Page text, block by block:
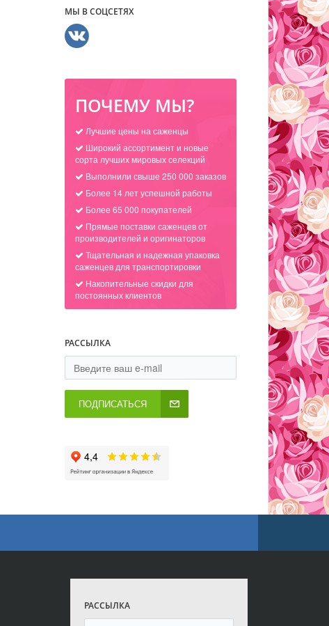
МЫ В СОЦСЕТЯХ
ПОЧЕМУ МЫ?
Лучшие цены на саженцы
Широкий ассортимент и новые
сорта лучших мировых селекций
Выполнили свыше 250 000 заказов
Более 14 лет успешной работы
Более 65 000 покупателей
Прямые поставки саженцев от
производителей и оригинаторов
Тщательная и надежная упаковка
саженцев для транспортировки
Накопительные скидки для
постоянных клиентов
РАССЫЛКА
ПОДПИСАТЬСЯ
РАССЫЛКА